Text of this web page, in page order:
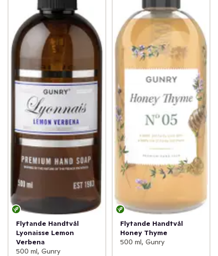
Flytande Handtvål
Lyonaisse Lemon
Verbena
500 ml, Gunry
Flytande Handtvål
Honey Thyme
500 ml, Gunry